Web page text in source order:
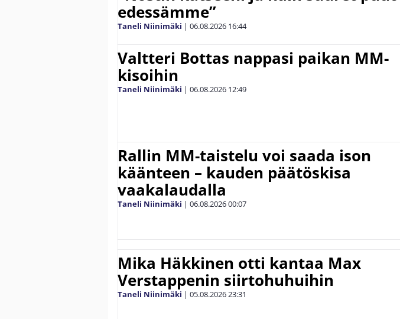
edessämme”
Taneli Niinimäki | 06.08.2026 16:44
Valtteri Bottas nappasi paikan MM-
kisoihin
Taneli Niinimäki | 06.08.2026 12:49
Rallin MM-taistelu voi saada ison
käänteen – kauden päätöskisa
vaakalaudalla
Taneli Niinimäki | 06.08.202600:07
Mika Häkkinen otti kantaa Max
Verstappenin siirtohuhuihin
Taneli Niinimäki | 05.08.202623:31